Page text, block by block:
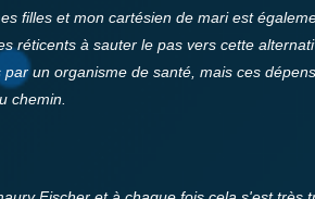
filles et mon cartésien de mari est
réticents à sauter le pas vers cette
un organisme de santé, mais ces
chemin.